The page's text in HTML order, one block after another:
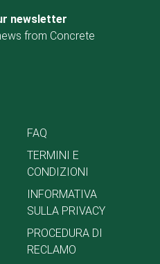
newsletter
from Concrete
FAQ
TERMINI E
CONDIZIONI
INFORMATIVA
SULLA PRIVACY
PROCEDURA DI
RECLAMO